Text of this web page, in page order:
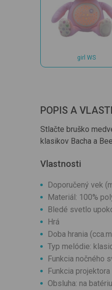
girl WS
POPIS A
Stlačte bruško
klasikov Bacha a
Vlastnosti
Doporučený vek
Materiál: 100%
Bledé svetlo
Hrá
Doba hrania
Typ melódie:
Funkcia nočného
Funkcia projektora
Obsluha: na